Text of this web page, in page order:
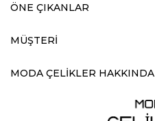
ÖNE ÇIKANLAR
MÜŞTERİ
MODA ÇELİKLER HAKKINDA